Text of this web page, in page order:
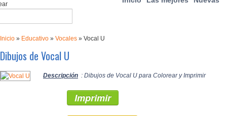
Inicio » Educativo » Vocales » Vocal U
Dibujos de Vocal U
Descripción : Dibujos de Vocal U para Colorear y Imprimir
Imprimir